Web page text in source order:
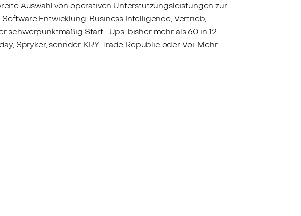
Auswahl von operativen Unterstützungsleistungen zur
Entwicklung, Business Intelligence, Vertrieb,
Start- Ups, bisher mehr als 60 in 12
Spryker, sennder, KRY, Trade Republic oder Voi. Mehr